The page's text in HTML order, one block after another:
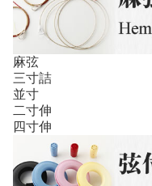
麻弦
三寸詰
並寸
二寸伸
四寸伸